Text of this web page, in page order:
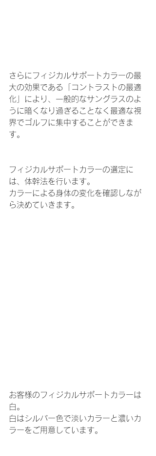
さらにフィジカルサポートカラーの最
大の効果である「コントラストの最適
化」により、一般的なサングラスのよ
うに暗くなり過ぎることなく最適な視
界でゴルフに集中することができま
す。
フィジカルサポートカラーの選定に
は、体幹法を行います。
カラーによる身体の変化を確認しなが
ら決めていきます。
お客様のフィジカルサポートカラーは
白。
白はシルバー色で淡いカラーと濃いカ
ラーをご用意しています。